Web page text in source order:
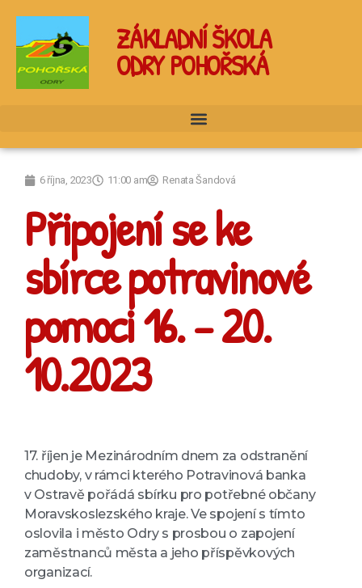
ZÁKLADNÍ ŠKOLA
ODRY POHOŘSKÁ
6 října, 2023 11:00 am Renata Šandová
Připojení se ke
sbírce potravinové
pomoci 16. – 20.
10.2023
17. říjen je Mezinárodním dnem za odstranění
chudoby, v rámci kterého Potravinová banka
v Ostravě pořádá sbírku pro potřebné občany
Moravskoslezského kraje. Ve spojení s tímto
oslovila i město Odry s prosbou o zapojení
zaměstnanců města a jeho příspěvkových
organizací.